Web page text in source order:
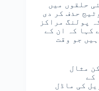
حلقوں میں
حذف کر دی
پولنگ مراکز
کہا کہ ان کے
جو وقت
مثال
کے
کی ماڈل